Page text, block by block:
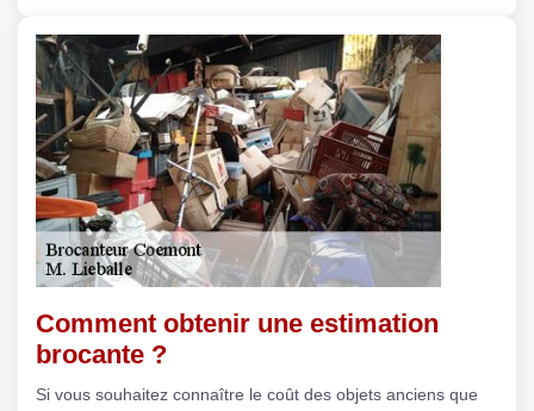
Comment obtenir une estimation
brocante ?
Si vous souhaitez connaître le coût des objets anciens que